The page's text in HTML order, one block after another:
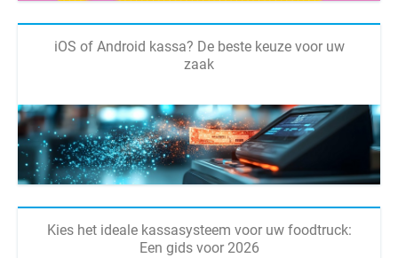
iOS of Android kassa? De beste keuze voor uw
zaak
Kies het ideale kassasysteem voor uw foodtruck:
Een gids voor 2026